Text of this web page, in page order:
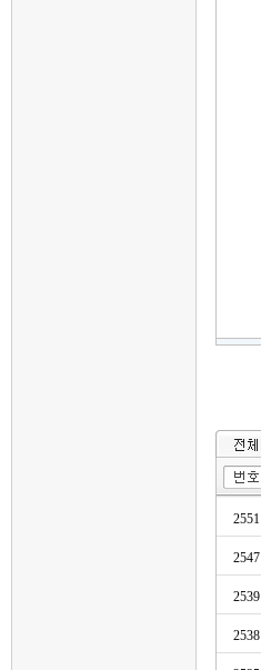
2551
2547
2539
2538